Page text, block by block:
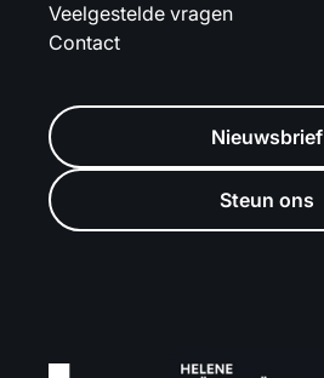
Veelgestelde vragen
Contact
Nieuwsbrief
Steun ons